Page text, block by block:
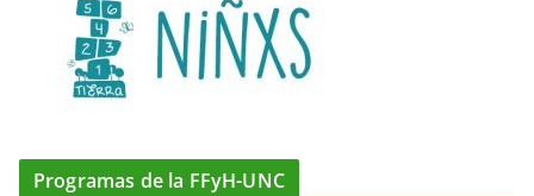
Programas de la FFyH-UNC